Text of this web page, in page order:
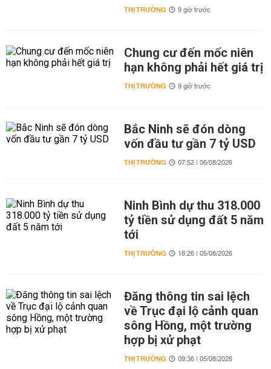
THỊ TRƯỜNG 9 giờ trước
Chung cư đến mốc niên
hạn không phải hết giá trị
THỊ TRƯỜNG 9 giờ trước
Bắc Ninh sẽ đón dòng
vốn đầu tư gần 7 tỷ USD
THỊ TRƯỜNG 07:52 | 06/08/2026
Ninh Bình dự thu 318.000
tỷ tiền sử dụng đất 5 năm
tới
THỊ TRƯỜNG 18:26 | 05/08/2026
Đăng thông tin sai lệch
về Trục đại lộ cảnh quan
sông Hồng, một trường
hợp bị xử phạt
THỊ TRƯỜNG 09:36 | 05/08/2026